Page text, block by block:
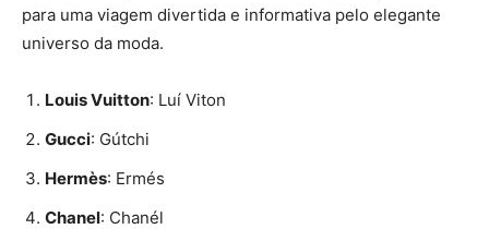
para uma viagem divertida e informativa pelo elegante
universo da moda.
Louis Vuitton: Luí Viton
Gucci: Gútchi
Hermès: Ermés
Chanel: Chanél